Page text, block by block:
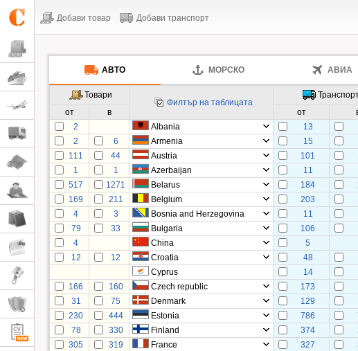
Добави товар Добави транспорт
АВТО МОРСКО АВИА
Товари
Филтър на таблицата
от
в от
2
Albania 13
2
6 Armenia 15
111
44 Austria 101
1
1 Azerbaijan 11
517
1271 Belarus 184
169
211 Belgium 203
4
3 Bosnia and Herzegovina 11
79
33 Bulgaria 106
4
China
5
12
12 Croatia 48
Cyprus
14
166
160 Czech republic 173
31
75 Denmark 129
230
444 Estonia 786
78
330 Finland 374
305
319 France 327